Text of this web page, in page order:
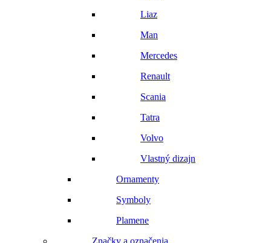
Liaz
Man
Mercedes
Renault
Scania
Tatra
Volvo
Vlastný dizajn
Ornamenty
Symboly
Plamene